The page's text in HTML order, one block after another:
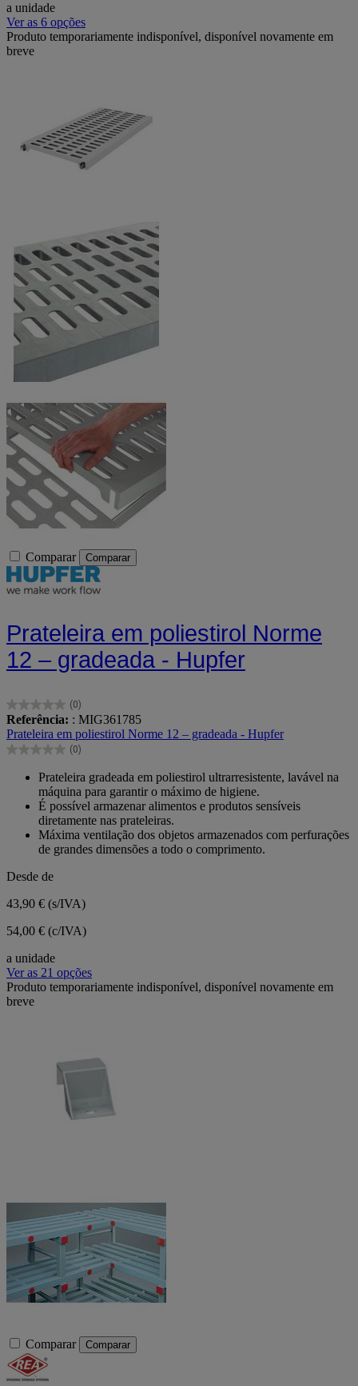
a unidade
Ver as 6 opções
Produto temporariamente indisponível, disponível novamente em
breve
Comparar Comparar
Prateleira em poliestirol Norme
12 – gradeada - Hupfer
(0)
0.0
em
5
estrelas.
Referência: : MIG361785
Prateleira em poliestirol Norme 12 – gradeada - Hupfer
(0)
0.0
estrelas.
Prateleira gradeada em poliestirol ultrarresistente, lavável na
máquina para garantir o máximo de higiene.
É possível armazenar alimentos e produtos sensíveis
diretamente nas prateleiras.
Máxima ventilação dos objetos armazenados com perfurações
de grandes dimensões a todo o comprimento.
Desde de
43,90 € (s/IVA)
54,00 € (c/IVA)
a unidade
Ver as 21 opções
Produto temporariamente indisponível, disponível novamente em
breve
Comparar Comparar